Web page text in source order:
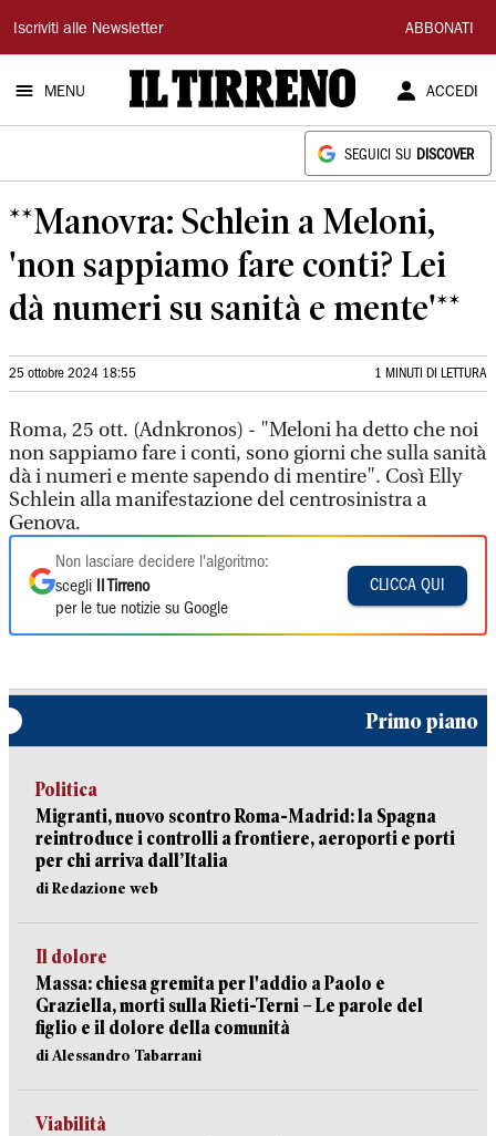
Il
Tirreno
Iscriviti alle Newsletter ABBONATI
MENU ACCEDI
SEGUICI SU DISCOVER
**Manovra: Schlein a Meloni,
'non sappiamo fare conti? Lei
dà numeri su sanità e mente'**
25 ottobre 2024 18:55 1 MINUTI DI LETTURA
Roma, 25 ott. (Adnkronos) - "Meloni ha detto che noi
non sappiamo fare i conti, sono giorni che sulla sanità
dà i numeri e mente sapendo di mentire". Così Elly
Schlein alla manifestazione del centrosinistra a
Genova.
Non lasciare decidere l'algoritmo:
scegli
Il Tirreno
per le tue notizie su Google
CLICCA QUI
Primo piano
Politica
Migranti, nuovo scontro Roma-Madrid: la Spagna
reintroduce i controlli a frontiere, aeroporti e porti
per chi arriva dall’Italia
di Redazione web
Il dolore
Massa: chiesa gremita per l'addio a Paolo e
Graziella, morti sulla Rieti-Terni – Le parole del
figlio e il dolore della comunità
di Alessandro Tabarrani
Viabilità